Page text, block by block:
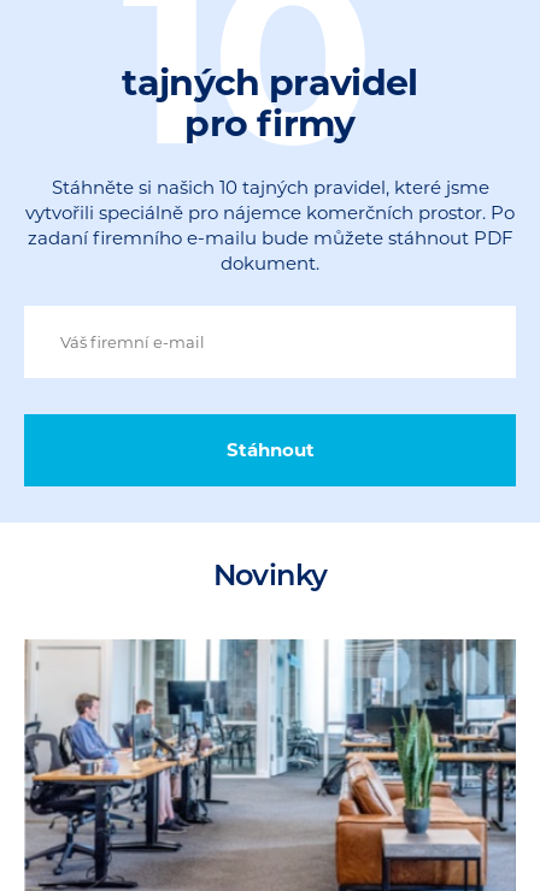
tajných pravidel
pro firmy
Stáhněte si našich 10 tajných pravidel, které jsme
vytvořili speciálně pro nájemce komerčních prostor. Po
zadaní firemního e-mailu bude můžete stáhnout PDF
dokument.
Novinky